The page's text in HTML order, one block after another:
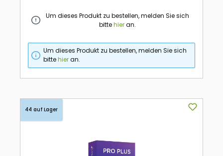
Um dieses Produkt zu bestellen, melden Sie sich
bittehieran.
Um dieses Produkt zu bestellen, melden Sie sich
bittehieran.
44 auf Lager